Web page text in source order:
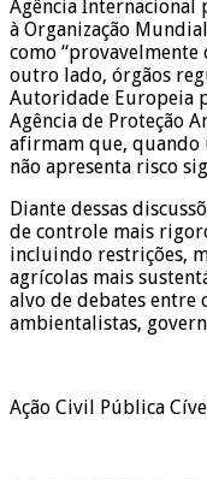
Agência Internacional
à Organização
como “provavelmente
outro lado, órgãos
Autoridade Europeia
Agência de Proteção
afirmam que,
não apresenta risco
Diante dessas
de controle mais
incluindo restrições,
agrícolas mais
alvo de debates entre
ambientalistas,
Ação Civil Pública